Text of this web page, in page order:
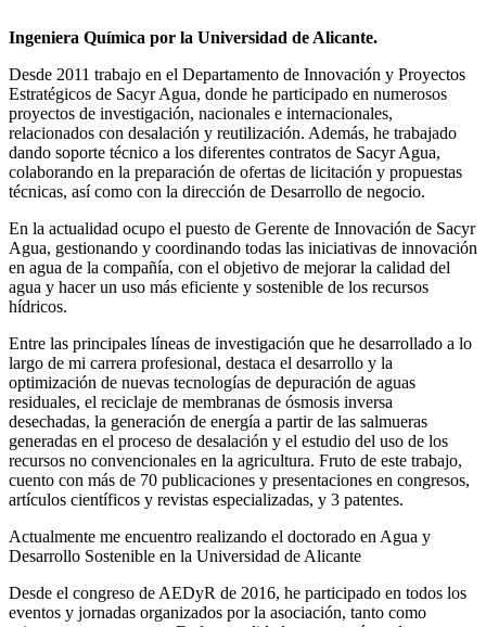
Ingeniera Química por la Universidad de Alicante.
Desde 2011 trabajo en el Departamento de Innovación y Proyectos
Estratégicos de Sacyr Agua, donde he participado en numerosos
proyectos de investigación, nacionales e internacionales,
relacionados con desalación y reutilización. Además, he trabajado
dando soporte técnico a los diferentes contratos de Sacyr Agua,
colaborando en la preparación de ofertas de licitación y propuestas
técnicas, así como con la dirección de Desarrollo de negocio.
En la actualidad ocupo el puesto de Gerente de Innovación de Sacyr
Agua, gestionando y coordinando todas las iniciativas de innovación
en agua de la compañía, con el objetivo de mejorar la calidad del
agua y hacer un uso más eficiente y sostenible de los recursos
hídricos.
Entre las principales líneas de investigación que he desarrollado a lo
largo de mi carrera profesional, destaca el desarrollo y la
optimización de nuevas tecnologías de depuración de aguas
residuales, el reciclaje de membranas de ósmosis inversa
desechadas, la generación de energía a partir de las salmueras
generadas en el proceso de desalación y el estudio del uso de los
recursos no convencionales en la agricultura. Fruto de este trabajo,
cuento con más de 70 publicaciones y presentaciones en congresos,
artículos científicos y revistas especializadas, y 3 patentes.
Actualmente me encuentro realizando el doctorado en Agua y
Desarrollo Sostenible en la Universidad de Alicante
Desde el congreso de AEDyR de 2016, he participado en todos los
eventos y jornadas organizados por la asociación, tanto como